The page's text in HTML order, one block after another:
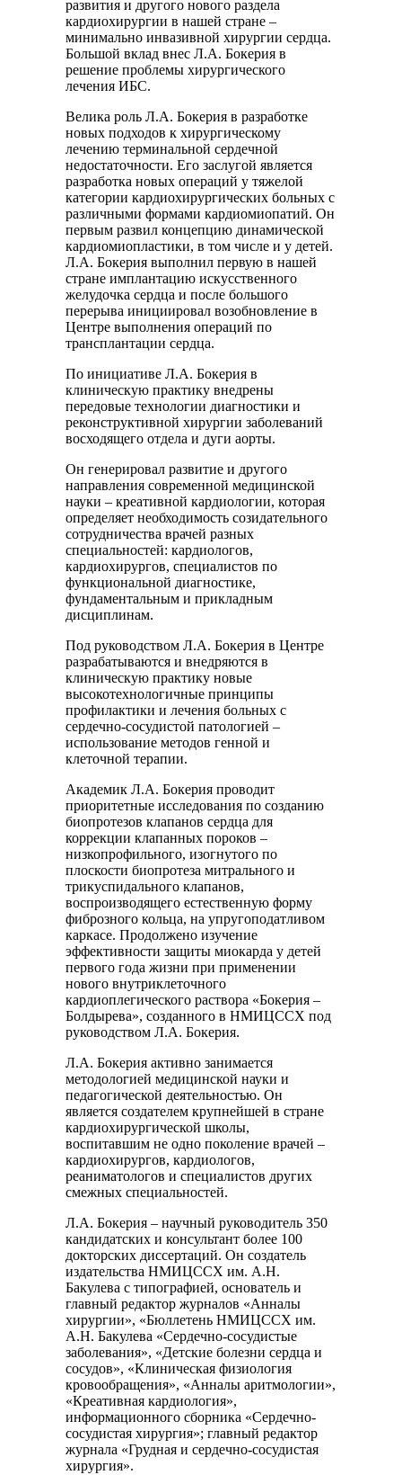
развития и другого нового раздела
кардиохирургии в нашей стране –
минимально инвазивной хирургии сердца.
Большой вклад внес Л.А. Бокерия в
решение проблемы хирургического
лечения ИБС.
Велика роль Л.А. Бокерия в разработке
новых подходов к хирургическому
лечению терминальной сердечной
недостаточности. Его заслугой является
разработка новых операций у тяжелой
категории кардиохирургических больных с
различными формами кардиомиопатий. Он
первым развил концепцию динамической
кардиомиопластики, в том числе и у детей.
Л.А. Бокерия выполнил первую в нашей
стране имплантацию искусственного
желудочка сердца и после большого
перерыва инициировал возобновление в
Центре выполнения операций по
трансплантации сердца.
По инициативе Л.А. Бокерия в
клиническую практику внедрены
передовые технологии диагностики и
реконструктивной хирургии заболеваний
восходящего отдела и дуги аорты.
Он генерировал развитие и другого
направления современной медицинской
науки – креативной кардиологии, которая
определяет необходимость созидательного
сотрудничества врачей разных
специальностей: кардиологов,
кардиохирургов, специалистов по
функциональной диагностике,
фундаментальным и прикладным
дисциплинам.
Под руководством Л.А. Бокерия в Центре
разрабатываются и внедряются в
клиническую практику новые
высокотехнологичные принципы
профилактики и лечения больных с
сердечно-сосудистой патологией –
использование методов генной и
клеточной терапии.
Академик Л.А. Бокерия проводит
приоритетные исследования по созданию
биопротезов клапанов сердца для
коррекции клапанных пороков –
низкопрофильного, изогнутого по
плоскости биопротеза митрального и
трикуспидального клапанов,
воспроизводящего естественную форму
фиброзного кольца, на упругоподатливом
каркасе. Продолжено изучение
эффективности защиты миокарда у детей
первого года жизни при применении
нового внутриклеточного
кардиоплегического раствора «Бокерия –
Болдырева», созданного в НМИЦССХ под
руководством Л.А. Бокерия.
Л.А. Бокерия активно занимается
методологией медицинской науки и
педагогической деятельностью. Он
является создателем крупнейшей в стране
кардиохирургической школы,
воспитавшим не одно поколение врачей –
кардиохирургов, кардиологов,
реаниматологов и специалистов других
смежных специальностей.
Л.А. Бокерия – научный руководитель 350
кандидатских и консультант более 100
докторских диссертаций. Он создатель
издательства НМИЦССХ им. А.Н.
Бакулева с типографией, основатель и
главный редактор журналов «Анналы
хирургии», «Бюллетень НМИЦССХ им.
А.Н. Бакулева «Сердечно-сосудистые
заболевания», «Детские болезни сердца и
сосудов», «Клиническая физиология
кровообращения», «Анналы аритмологии»,
«Креативная кардиология»,
информационного сборника «Сердечно-
сосудистая хирургия»; главный редактор
журнала «Грудная и сердечно-сосудистая
хирургия».